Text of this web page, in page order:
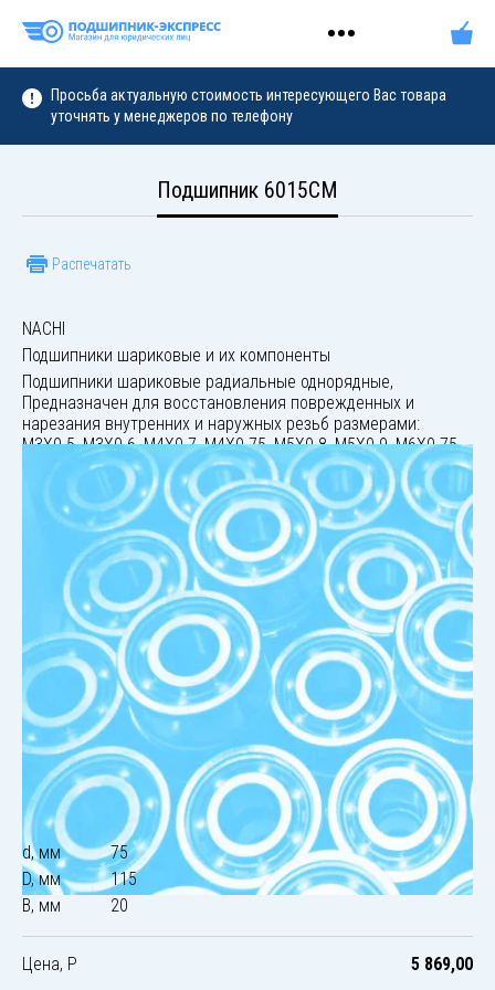
Просьба актуальную стоимость интересующего Вас товара
уточнять у менеджеров по телефону
Подшипник 6015CM
Распечатать
NACHI
Подшипники шариковые и их компоненты
Подшипники шариковые радиальные однорядные,
Предназначен для восстановления поврежденных и
нарезания внутренних и наружных резьб размерами:
M3X0.5, M3X0.6, M4X0.7, M4X0.75, M5X0.8, M5X0.9, M6X0.75,
M6X1.0, M7X0.75,M7X1.0, M8X1.0, M8X1.25, M10X1.25,
M10X1.5, M12X1.5, M12X1.75, 1/8NPT27
d, мм
75
D, мм
115
B, мм
20
Цена, Р 5 869,00